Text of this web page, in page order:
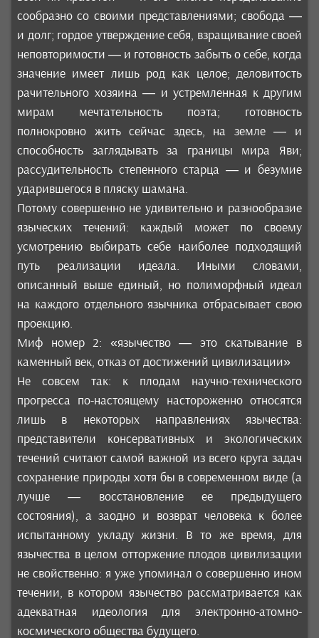
сообразно со своими представлениями; свобода —
и долг; гордое утверждение себя, взращивание своей
неповторимости — и готовность забыть о себе, когда
значение имеет лишь род как целое; деловитость
рачительного хозяина — и устремленная к другим
мирам мечтательность поэта; готовность
полнокровно жить сейчас здесь, на земле — и
способность заглядывать за границы мира Яви;
рассудительность степенного старца — и безумие
ударившегося в пляску шамана.
Потому совершенно не удивительно и разнообразие
языческих течений: каждый может по своему
усмотрению выбирать себе наиболее подходящий
путь реализации идеала. Иными словами,
описанный выше единый, но полиморфный идеал
на каждого отдельного язычника отбрасывает свою
проекцию.
Миф номер 2: «язычество — это скатывание в
каменный век, отказ от достижений цивилизации»
Не совсем так: к плодам научно-технического
прогресса по-настоящему настороженно относятся
лишь в некоторых направлениях язычества:
представители консервативных и экологических
течений считают самой важной из всего круга задач
сохранение природы хотя бы в современном виде (а
лучше — восстановление ее предыдущего
состояния), а заодно и возврат человека к более
испытанному укладу жизни. В то же время, для
язычества в целом отторжение плодов цивилизации
не свойственно: я уже упоминал о совершенно ином
течении, в котором язычество рассматривается как
адекватная идеология для электронно-атомно-
космического общества будущего.